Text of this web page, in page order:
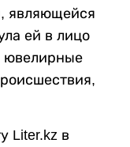
являющейся
ей в лицо
ювелирные
Liter.kz в